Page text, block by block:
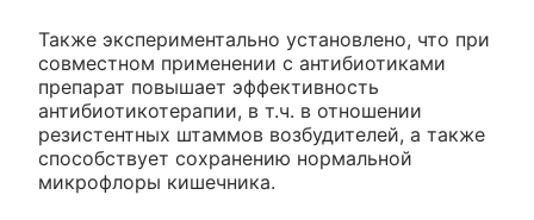
Также экспериментально установлено, что при
совместном применении с антибиотиками
препарат повышает эффективность
антибиотикотерапии, в т.ч. в отношении
резистентных штаммов возбудителей, а также
способствует сохранению нормальной
микрофлоры кишечника.